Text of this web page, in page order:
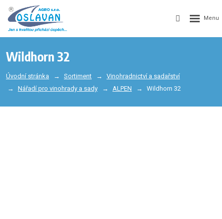
Wildhorn 32
Úvodní stránka Sortiment
Vinohradnictví a sadařství
Nářadí pro vinohrady a sady
ALPEN Wildhorn 32